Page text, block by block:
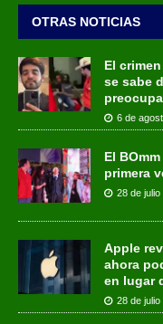
OTRAS NOTICIAS
El
se sabe
6 de
El
primera
28 de julio
Apple
ahora
en lugar
28 de julio